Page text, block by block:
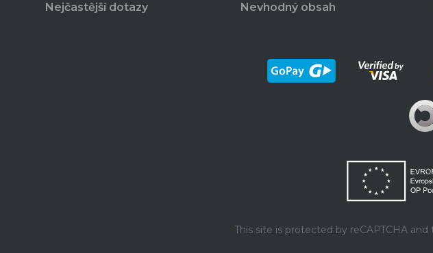
Nejčastější dotazy
Nevhodný obsah
This site is protected by reCAPTCHA and